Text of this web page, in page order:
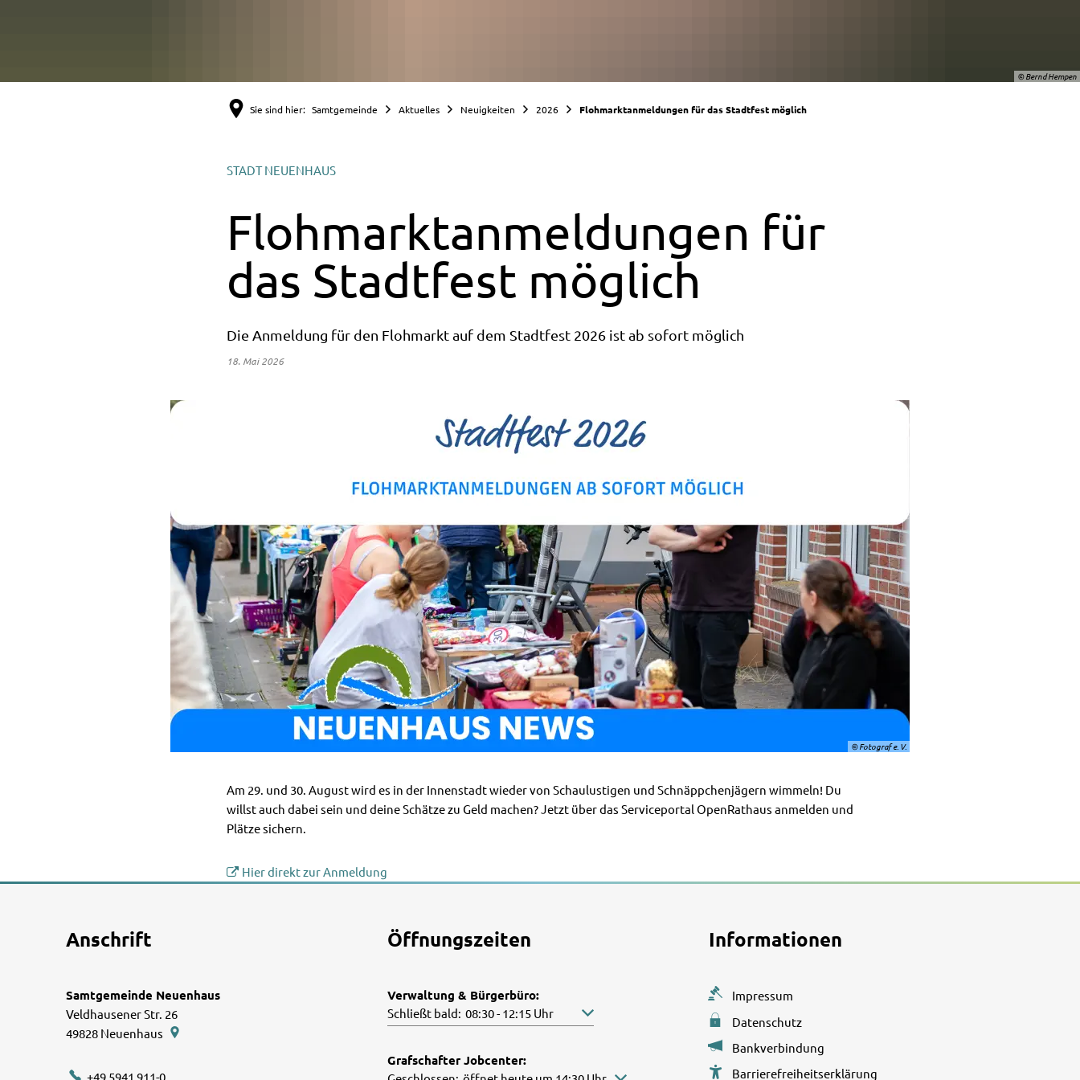
© Bernd Hempen
Sie sind hier: Samtgemeinde Aktuelles Neuigkeiten 2026 Flohmarktanmeldungen für das Stadtfest möglich
STADT NEUENHAUS
Flohmarktanmeldungen für
das Stadtfest möglich
Die Anmeldung für den Flohmarkt auf dem Stadtfest 2026 ist ab sofort möglich
18. Mai 2026
© Fotograf e. V.
Am 29. und 30. August wird es in der Innenstadt wieder von Schaulustigen und Schnäppchenjägern wimmeln! Du
willst auch dabei sein und deine Schätze zu Geld machen? Jetzt über das Serviceportal OpenRathaus anmelden und
Plätze sichern.
Hier direkt zur Anmeldung
Anschrift
Samtgemeinde Neuenhaus
Veldhausener Str. 26
49828 Neuenhaus
+49 5941 911-0
Öffnungszeiten
Verwaltung & Bürgerbüro:
Klicken, um weitere Öffnungs- oder Schließzeiten auszublenden
Schließt bald: 08:30-12:15 Uhr Von 08:30 bis 12:15 Uhr
Grafschafter Jobcenter:
Informationen
Impressum
Datenschutz
Bankverbindung
Barrierefreiheitserklärung